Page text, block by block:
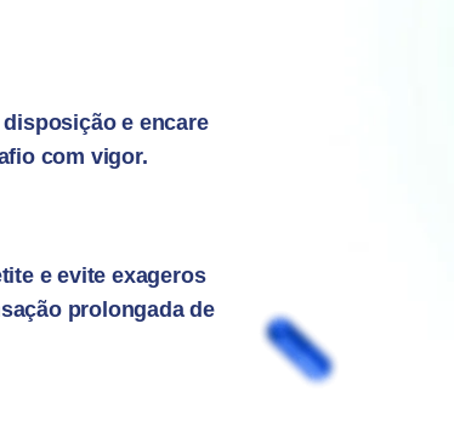
e encare
com vigor.
e evite exageros
prolongada de